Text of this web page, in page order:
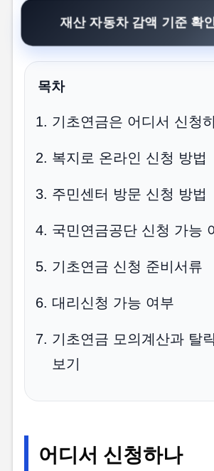
재산 자동차 감액 기준 확
목차
기초연금은 어디서 신청
복지로 온라인 신청 방법
주민센터 방문 신청 방법
국민연금공단 신청 가능
기초연금 신청 준비서류
대리신청 가능 여부
기초연금 모의계산과 탈
보기
어디서 신청하나